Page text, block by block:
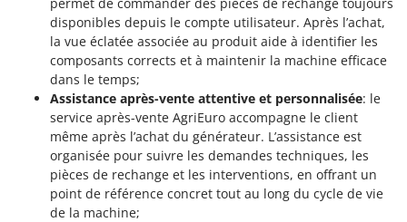
disponibles depuis le compte utilisateur. Après l’achat,
la vue éclatée associée au produit aide à identifier les
composants corrects et à maintenir la machine efficace
dans le temps;
Assistance après-vente attentive et personnalisée: le
service après-vente AgriEuro accompagne le client
même après l’achat du générateur. L’assistance est
organisée pour suivre les demandes techniques, les
pièces de rechange et les interventions, en offrant un
point de référence concret tout au long du cycle de vie
de la machine;